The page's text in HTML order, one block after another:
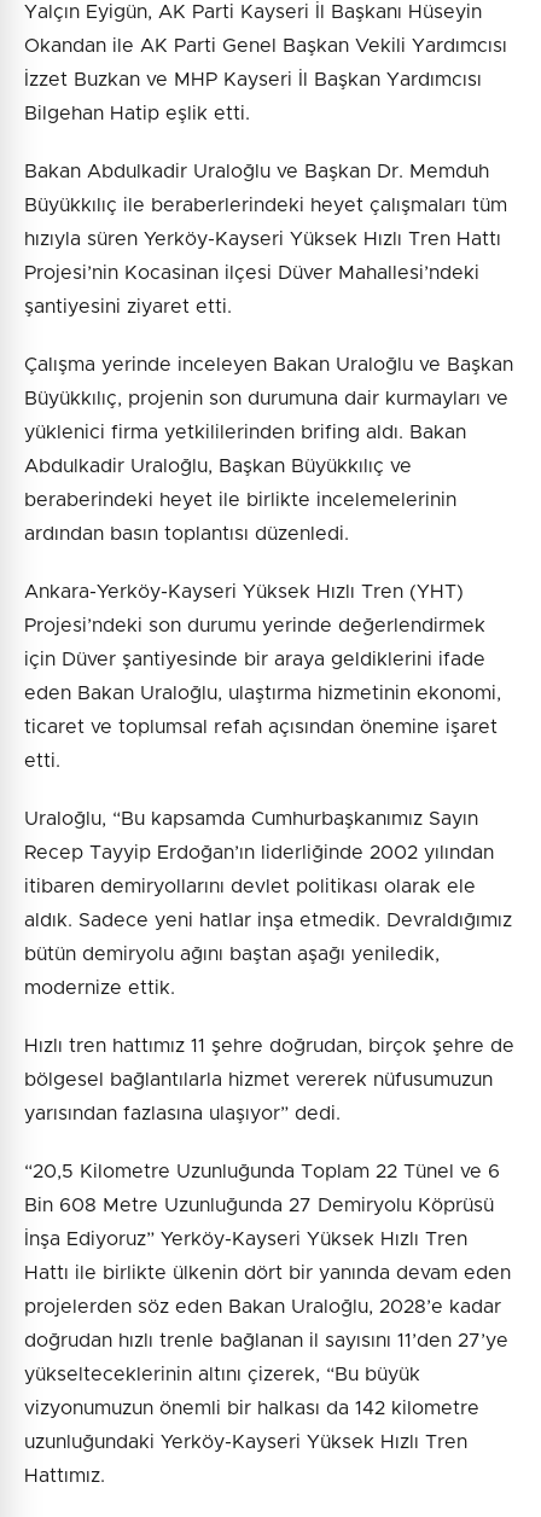
Yalçın Eyigün, AK Parti Kayseri İl Başkanı Hüseyin
Okandan ile AK Parti Genel Başkan Vekili Yardımcısı
İzzet Buzkan ve MHP Kayseri İl Başkan Yardımcısı
Bilgehan Hatip eşlik etti.
Bakan Abdulkadir Uraloğlu ve Başkan Dr. Memduh
Büyükkılıç ile beraberlerindeki heyet çalışmaları tüm
hızıyla süren Yerköy-Kayseri Yüksek Hızlı Tren Hattı
Projesi’nin Kocasinan ilçesi Düver Mahallesi’ndeki
şantiyesini ziyaret etti.
Çalışma yerinde inceleyen Bakan Uraloğlu ve Başkan
Büyükkılıç, projenin son durumuna dair kurmayları ve
yüklenici firma yetkililerinden brifing aldı. Bakan
Abdulkadir Uraloğlu, Başkan Büyükkılıç ve
beraberindeki heyet ile birlikte incelemelerinin
ardından basın toplantısı düzenledi.
Ankara-Yerköy-Kayseri Yüksek Hızlı Tren (YHT)
Projesi’ndeki son durumu yerinde değerlendirmek
için Düver şantiyesinde bir araya geldiklerini ifade
eden Bakan Uraloğlu, ulaştırma hizmetinin ekonomi,
ticaret ve toplumsal refah açısından önemine işaret
etti.
Uraloğlu, “Bu kapsamda Cumhurbaşkanımız Sayın
Recep Tayyip Erdoğan’ın liderliğinde 2002 yılından
itibaren demiryollarını devlet politikası olarak ele
aldık. Sadece yeni hatlar inşa etmedik. Devraldığımız
bütün demiryolu ağını baştan aşağı yeniledik,
modernize ettik.
Hızlı tren hattımız 11 şehre doğrudan, birçok şehre de
bölgesel bağlantılarla hizmet vererek nüfusumuzun
yarısından fazlasına ulaşıyor” dedi.
“20,5 Kilometre Uzunluğunda Toplam 22 Tünel ve 6
Bin 608 Metre Uzunluğunda 27 Demiryolu Köprüsü
İnşa Ediyoruz” Yerköy-Kayseri Yüksek Hızlı Tren
Hattı ile birlikte ülkenin dört bir yanında devam eden
projelerden söz eden Bakan Uraloğlu, 2028’e kadar
doğrudan hızlı trenle bağlanan il sayısını 11’den 27’ye
yükselteceklerinin altını çizerek, “Bu büyük
vizyonumuzun önemli bir halkası da 142 kilometre
uzunluğundaki Yerköy-Kayseri Yüksek Hızlı Tren
Hattımız.